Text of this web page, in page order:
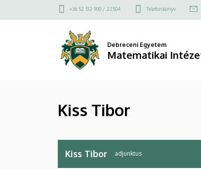
Matematikai
a
Felső
menü
+36 52 512 900 / 22504 Telefonkönyv
Debreceni Egyetem
Matematikai
Kiss Tibor
Kiss Tibor adjunktus